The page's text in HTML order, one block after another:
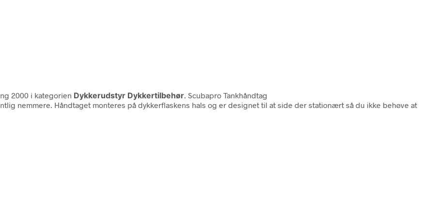
2000 i kategorien Dykkerudstyr Dykkertilbehør . Scubapro Tankhåndtag
nemmere. Håndtaget monteres på dykkerflaskens hals og er designet til at side der stationært så du ikke behøve at